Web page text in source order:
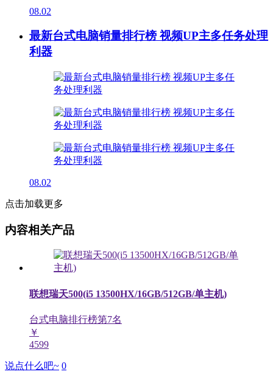
08.02
最新台式电脑销量排行榜 视频UP主多任务处理
利器
08.02
点击加载更多
内容相关产品
联想瑞天500(i5 13500HX/16GB/512GB/单主机)
台式电脑排行榜第7名
￥
4599
说点什么吧~ 0